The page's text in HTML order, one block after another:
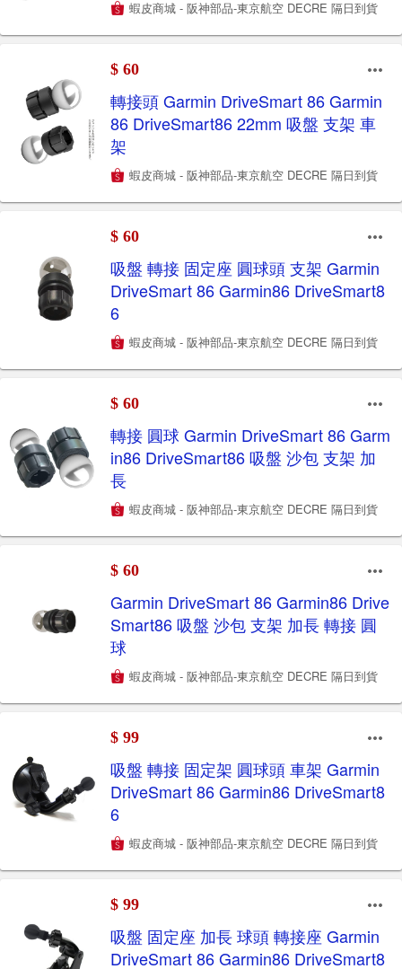
蝦皮商城 - 阪神部品-東京航空 DECRE 隔日到貨
$ 60
轉接頭 Garmin DriveSmart 86 Garmin
86 DriveSmart86 22mm 吸盤 支架 車
架
蝦皮商城 - 阪神部品-東京航空 DECRE 隔日到貨
$ 60
吸盤 轉接 固定座 圓球頭 支架 Garmin
DriveSmart 86 Garmin86 DriveSmart8
6
蝦皮商城 - 阪神部品-東京航空 DECRE 隔日到貨
$ 60
轉接 圓球 Garmin DriveSmart 86 Garm
in86 DriveSmart86 吸盤 沙包 支架 加
長
蝦皮商城 - 阪神部品-東京航空 DECRE 隔日到貨
$ 60
Garmin DriveSmart 86 Garmin86 Drive
Smart86 吸盤 沙包 支架 加長 轉接 圓
球
蝦皮商城 - 阪神部品-東京航空 DECRE 隔日到貨
$ 99
吸盤 轉接 固定架 圓球頭 車架 Garmin
DriveSmart 86 Garmin86 DriveSmart8
6
蝦皮商城 - 阪神部品-東京航空 DECRE 隔日到貨
$ 99
吸盤 固定座 加長 球頭 轉接座 Garmin
DriveSmart 86 Garmin86 DriveSmart8